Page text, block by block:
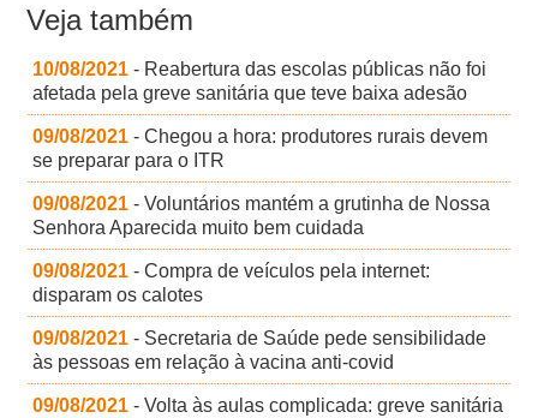
Veja também
10/08/2021 - Reabertura das escolas públicas não foi
afetada pela greve sanitária que teve baixa adesão
09/08/2021 - Chegou a hora: produtores rurais devem
se preparar para o ITR
09/08/2021 - Voluntários mantém a grutinha de Nossa
Senhora Aparecida muito bem cuidada
09/08/2021 - Compra de veículos pela internet:
disparam os calotes
09/08/2021 - Secretaria de Saúde pede sensibilidade
às pessoas em relação à vacina anti-covid
09/08/2021 - Volta às aulas complicada: greve sanitária